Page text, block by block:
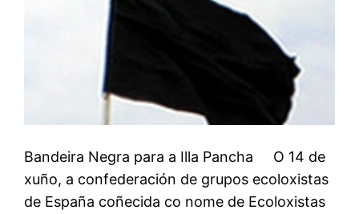
Bandeira Negra para a Illa Pancha O 14 de
xuño, a confederación de grupos ecoloxistas
de España coñecida co nome de Ecoloxistas